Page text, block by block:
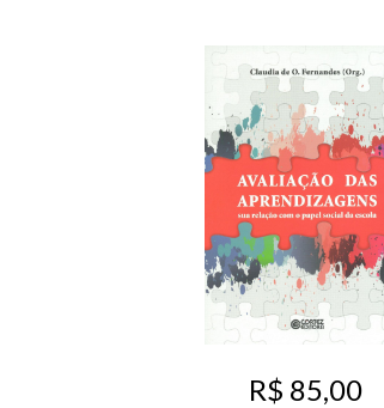
R$ 85,00